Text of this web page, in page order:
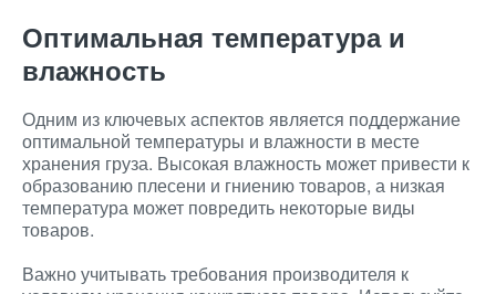
Оптимальная температура и
влажность
Одним из ключевых аспектов является поддержание
оптимальной температуры и влажности в месте
хранения груза. Высокая влажность может привести к
образованию плесени и гниению товаров, а низкая
температура может повредить некоторые виды
товаров.
Важно учитывать требования производителя к